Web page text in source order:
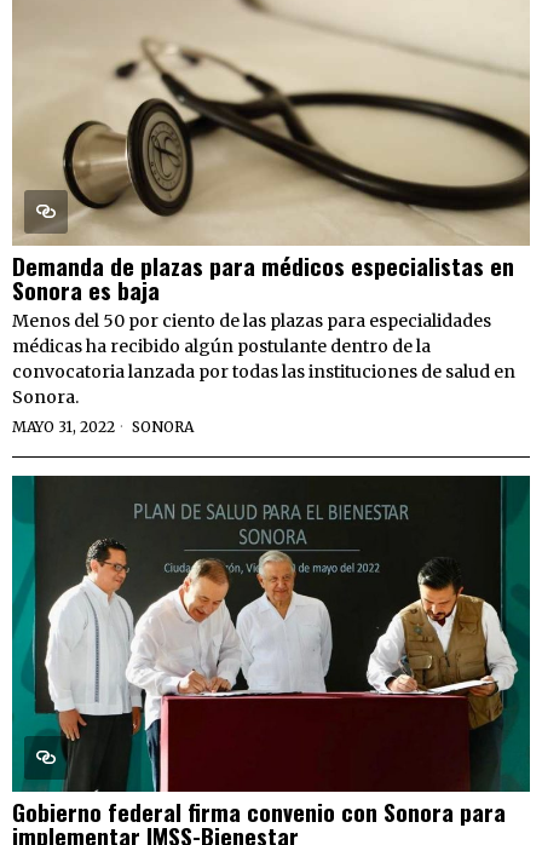
Demanda de plazas para médicos especialistas en
Sonora es baja
Menos del 50 por ciento de las plazas para especialidades
médicas ha recibido algún postulante dentro de la
convocatoria lanzada por todas las instituciones de salud en
Sonora.
MAYO 31, 2022 SONORA
Gobierno federal firma convenio con Sonora para
implementar IMSS-Bienestar